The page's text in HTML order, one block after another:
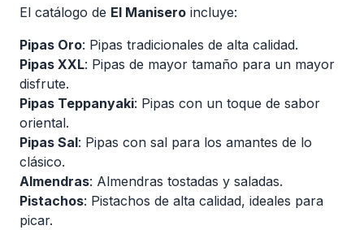
El catálogo de El Manisero incluye:
Pipas Oro: Pipas tradicionales de alta calidad.
Pipas XXL: Pipas de mayor tamaño para un mayor
disfrute.
Pipas Teppanyaki: Pipas con un toque de sabor
oriental.
Pipas Sal: Pipas con sal para los amantes de lo
clásico.
Almendras: Almendras tostadas y saladas.
Pistachos: Pistachos de alta calidad, ideales para
picar.